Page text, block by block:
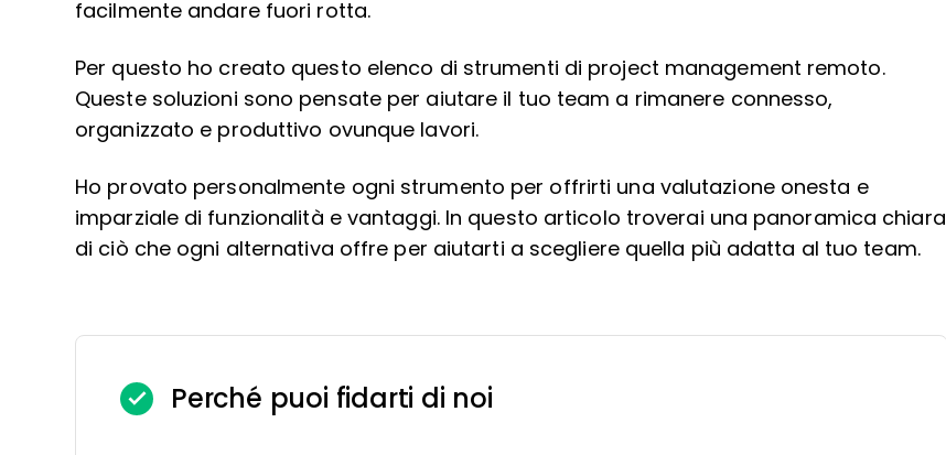
facilmente andare fuori rotta.
Per questo ho creato questo elenco di strumenti di project management remoto.
Queste soluzioni sono pensate per aiutare il tuo team a rimanere connesso,
organizzato e produttivo ovunque lavori.
Ho provato personalmente ogni strumento per offrirti una valutazione onesta e
imparziale di funzionalità e vantaggi. In questo articolo troverai una panoramica chiara
di ciò che ogni alternativa offre per aiutarti a scegliere quella più adatta al tuo team.
Perché puoi fidarti di noi